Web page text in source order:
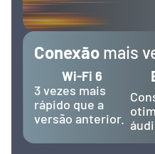
Conexão mais
Wi-Fi 6
3 vezes mais
rápido que a
versão anterior.